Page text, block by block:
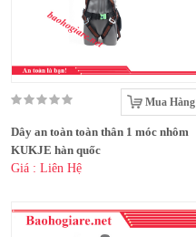
Mua Hàng
Dây an toàn toàn thân 1 móc nhôm
KUKJE hàn quốc
Giá : Liên Hệ